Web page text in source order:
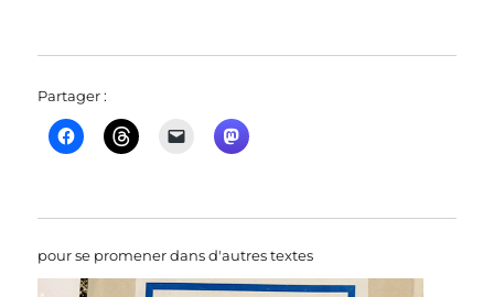
Partager :
pour se promener dans d'autres textes